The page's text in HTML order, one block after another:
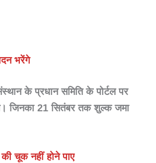
भरेंगे
के प्रधान समिति के पोर्टल पर
जिनका 21 सितंबर तक शुल्क जमा
चूक नहीं होने पाए